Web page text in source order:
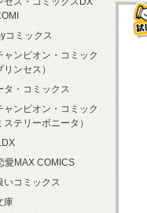
コミックス
ャンピオン・コミック
リンセス）
タ・コミックス
ャンピオン・コミック
ステリーボニータ）
愛MAX COMICS
いコミックス
庫